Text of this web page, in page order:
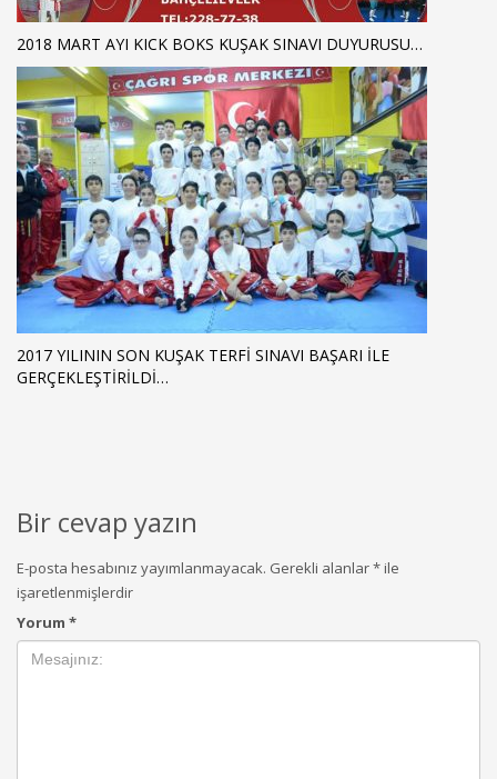
2018 MART AYI KICK BOKS KUŞAK SINAVI DUYURUSU…
2017 YILININ SON KUŞAK TERFİ SINAVI BAŞARI İLE
GERÇEKLEŞTİRİLDİ…
Bir cevap yazın
E-posta hesabınız yayımlanmayacak. Gerekli alanlar*ile
işaretlenmişlerdir
Yorum *